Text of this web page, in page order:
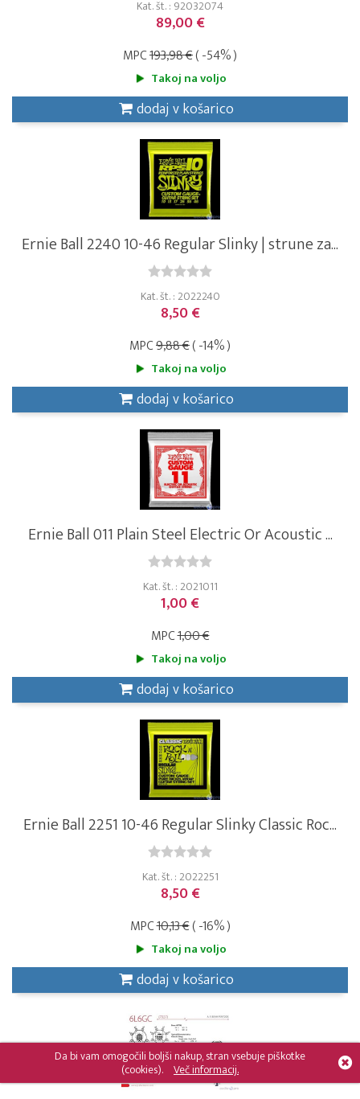
Kat. št. : 92032074
89,00 €
MPC193,98 €( -54% )
Takoj na voljo
dodaj v košarico
Ernie Ball 2240 10-46 Regular Slinky | strune za...
Kat. št. : 2022240
8,50 €
MPC9,88 €( -14% )
Takoj na voljo
dodaj v košarico
Ernie Ball 011 Plain Steel Electric Or Acoustic ...
Kat. št. : 2021011
1,00 €
MPC1,00 €
Takoj na voljo
dodaj v košarico
Ernie Ball 2251 10-46 Regular Slinky Classic Roc...
Kat. št. : 2022251
8,50 €
MPC10,13 €( -16% )
Takoj na voljo
dodaj v košarico
Da bi vam omogočili boljši nakup, stran vsebuje piškotke
(cookies). Več informacij.